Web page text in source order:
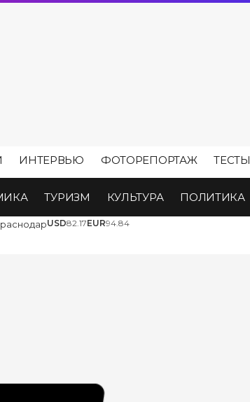
ИНТЕРВЬЮ ФОТОРЕПОРТАЖ ТЕСТЫ
ТУРИЗМ КУЛЬТУРА ПОЛИТИКА
USD82.17EUR94.84